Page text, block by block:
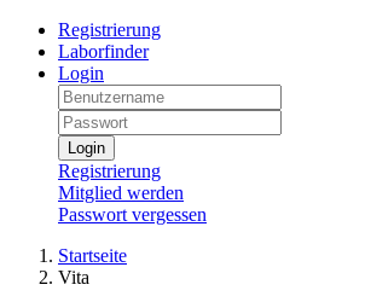
Registrierung
Laborfinder
Login
Login
Registrierung
Mitglied werden
Passwort vergessen
Startseite
Vita